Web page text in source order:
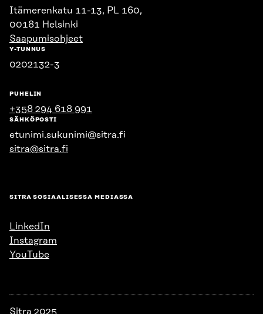
Itämerenkatu 11-13, PL 160,
00181 Helsinki
Saapumisohjeet
Y-TUNNUS
0202132-3
PUHELIN
+358 294 618 991
SÄHKÖPOSTI
etunimi.sukunimi@sitra.fi
sitra@sitra.fi
SITRA SOSIAALISESSA MEDIASSA
LinkedIn
Instagram
YouTube
Sitra 2025